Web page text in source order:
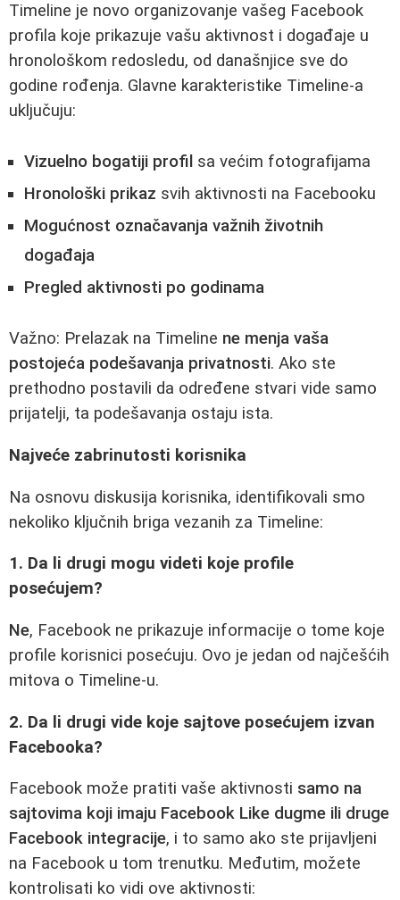
Timeline je novo organizovanje vašeg Facebook
profila koje prikazuje vašu aktivnost i događaje u
hronološkom redosledu, od današnjice sve do
godine rođenja. Glavne karakteristike Timeline-a
uključuju:
Vizuelno bogatiji profil sa većim fotografijama
Hronološki prikaz svih aktivnosti na Facebooku
Mogućnost označavanja važnih životnih
događaja
Pregled aktivnosti po godinama
Važno: Prelazak na Timeline ne menja vaša
postojeća podešavanja privatnosti. Ako ste
prethodno postavili da određene stvari vide samo
prijatelji, ta podešavanja ostaju ista.
Najveće zabrinutosti korisnika
Na osnovu diskusija korisnika, identifikovali smo
nekoliko ključnih briga vezanih za Timeline:
1. Da li drugi mogu videti koje profile
posećujem?
Ne, Facebook ne prikazuje informacije o tome koje
profile korisnici posećuju. Ovo je jedan od najčešćih
mitova o Timeline-u.
2. Da li drugi vide koje sajtove posećujem izvan
Facebooka?
Facebook može pratiti vaše aktivnosti samo na
sajtovima koji imaju Facebook Like dugme ili druge
Facebook integracije, i to samo ako ste prijavljeni
na Facebook u tom trenutku. Međutim, možete
kontrolisati ko vidi ove aktivnosti: